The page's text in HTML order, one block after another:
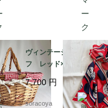
ッ
ヴィンテージスカー
フ レッド×ネイビー
バルーン ドット柄
シルク フランス 19
acm31-5
7,700円
soracoya